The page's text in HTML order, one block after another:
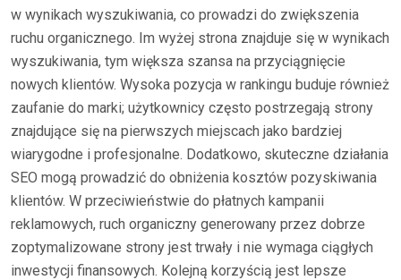
w wynikach wyszukiwania, co prowadzi do zwiększenia
ruchu organicznego. Im wyżej strona znajduje się w wynikach
wyszukiwania, tym większa szansa na przyciągnięcie
nowych klientów. Wysoka pozycja w rankingu buduje również
zaufanie do marki; użytkownicy często postrzegają strony
znajdujące się na pierwszych miejscach jako bardziej
wiarygodne i profesjonalne. Dodatkowo, skuteczne działania
SEO mogą prowadzić do obniżenia kosztów pozyskiwania
klientów. W przeciwieństwie do płatnych kampanii
reklamowych, ruch organiczny generowany przez dobrze
zoptymalizowane strony jest trwały i nie wymaga ciągłych
inwestycji finansowych. Kolejną korzyścią jest lepsze